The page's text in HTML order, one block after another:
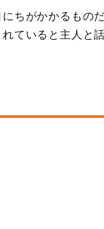
ちがかかるもの
ていると主人と